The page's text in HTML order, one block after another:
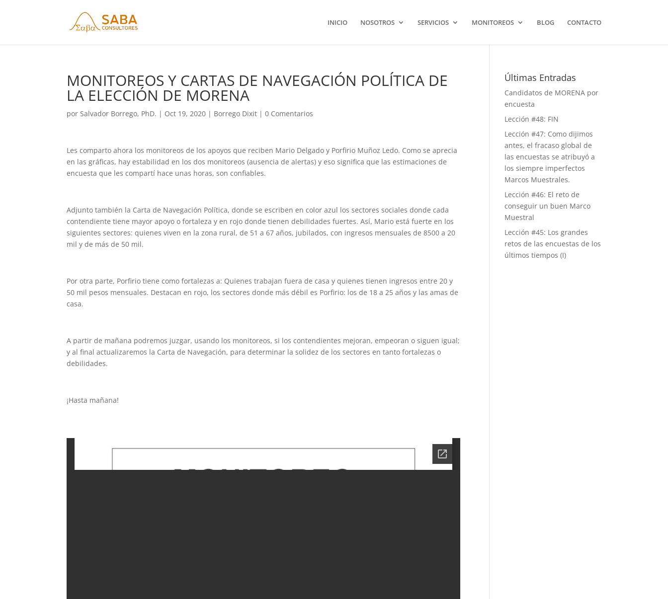
INICIO NOSOTROS SERVICIOS MONITOREOS BLOG CONTACTO
MONITOREOS Y CARTAS DE NAVEGACIÓN POLÍTICA DE
LA ELECCIÓN DE MORENA
porSalvador Borrego, PhD. | Oct 19, 2020 | Borrego Dixit |0 Comentarios
Les comparto ahora los monitoreos de los apoyos que reciben Mario Delgado y Porfirio Muñoz Ledo. Como se aprecia
en las gráficas, hay estabilidad en los dos monitoreos (ausencia de alertas) y eso significa que las estimaciones de
encuesta que les compartí hace unas horas, son confiables.
Adjunto también la Carta de Navegación Política, donde se escriben en color azul los sectores sociales donde cada
contendiente tiene mayor apoyo o fortaleza y en rojo donde tienen debilidades fuertes. Así, Mario está fuerte en los
siguientes sectores: quienes viven en la zona rural, de 51 a 67 años, jubilados, con ingresos mensuales de 8500 a 20
mil y de más de 50 mil.
Por otra parte, Porfirio tiene como fortalezas a: Quienes trabajan fuera de casa y quienes tienen ingresos entre 20 y
50 mil pesos mensuales. Destacan en rojo, los sectores donde más débil es Porfirio: los de 18 a 25 años y las amas de
casa.
A partir de mañana podremos juzgar, usando los monitoreos, si los contendientes mejoran, empeoran o siguen igual;
y al final actualizaremos la Carta de Navegación, para determinar la solidez de los sectores en tanto fortalezas o
debilidades.
¡Hasta mañana!
Últimas Entradas
Candidatos de MORENA por
encuesta
Lección #48: FIN
Lección #47: Como dijimos
antes, el fracaso global de
las encuestas se atribuyó a
los siempre imperfectos
Marcos Muestrales.
Lección #46: El reto de
conseguir un buen Marco
Muestral
Lección #45: Los grandes
retos de las encuestas de los
últimos tiempos (I)